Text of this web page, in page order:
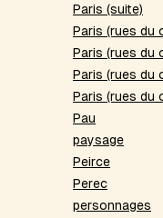
Paris (suite)
Paris (rues du
Paris (rues du
Paris (rues du
Paris (rues du
Pau
paysage
Peirce
Perec
personnages